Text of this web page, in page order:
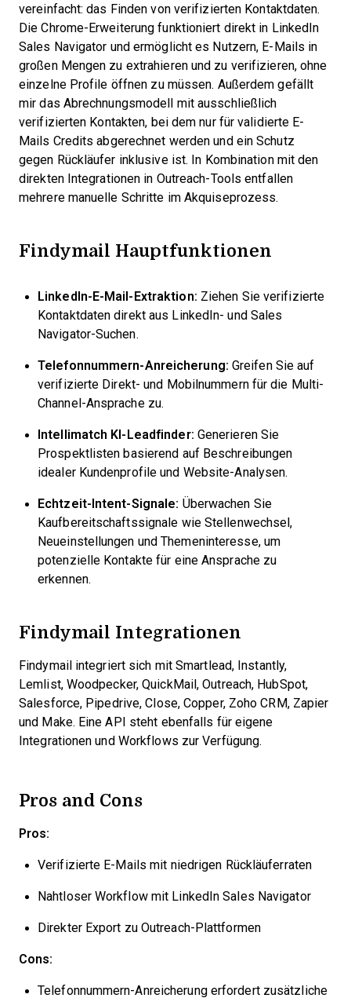
vereinfacht: das Finden von verifizierten Kontaktdaten.
Die Chrome-Erweiterung funktioniert direkt in LinkedIn
Sales Navigator und ermöglicht es Nutzern, E-Mails in
großen Mengen zu extrahieren und zu verifizieren, ohne
einzelne Profile öffnen zu müssen. Außerdem gefällt
mir das Abrechnungsmodell mit ausschließlich
verifizierten Kontakten, bei dem nur für validierte E-
Mails Credits abgerechnet werden und ein Schutz
gegen Rückläufer inklusive ist. In Kombination mit den
direkten Integrationen in Outreach-Tools entfallen
mehrere manuelle Schritte im Akquiseprozess.
Findymail Hauptfunktionen
LinkedIn-E-Mail-Extraktion: Ziehen Sie verifizierte
Kontaktdaten direkt aus LinkedIn- und Sales
Navigator-Suchen.
Telefonnummern-Anreicherung: Greifen Sie auf
verifizierte Direkt- und Mobilnummern für die Multi-
Channel-Ansprache zu.
Intellimatch KI-Leadfinder: Generieren Sie
Prospektlisten basierend auf Beschreibungen
idealer Kundenprofile und Website-Analysen.
Echtzeit-Intent-Signale: Überwachen Sie
Kaufbereitschaftssignale wie Stellenwechsel,
Neueinstellungen und Themeninteresse, um
potenzielle Kontakte für eine Ansprache zu
erkennen.
Findymail Integrationen
Findymail integriert sich mit Smartlead, Instantly,
Lemlist, Woodpecker, QuickMail, Outreach, HubSpot,
Salesforce, Pipedrive, Close, Copper, Zoho CRM, Zapier
und Make. Eine API steht ebenfalls für eigene
Integrationen und Workflows zur Verfügung.
Pros and Cons
Pros:
Verifizierte E-Mails mit niedrigen Rückläuferraten
Nahtloser Workflow mit LinkedIn Sales Navigator
Direkter Export zu Outreach-Plattformen
Cons:
Telefonnummern-Anreicherung erfordert zusätzliche